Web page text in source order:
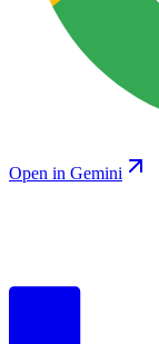
Open in Gemini